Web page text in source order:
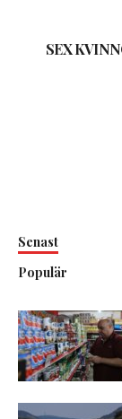
SEX
Senast
Populär